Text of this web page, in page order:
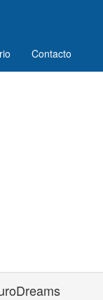
Contacto